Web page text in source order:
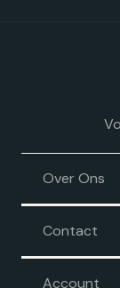
Over Ons
Contact
Account